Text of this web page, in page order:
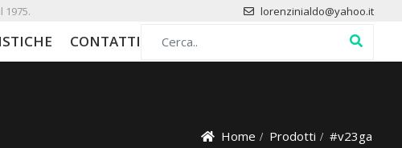
1975. lorenzinialdo@yahoo.it
CONTATTI
Home Prodotti #v23ga